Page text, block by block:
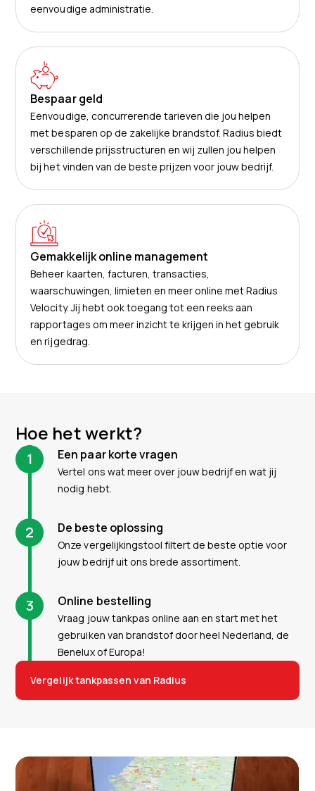
eenvoudige administratie.
Bespaar geld
Eenvoudige, concurrerende tarieven die jou helpen
met besparen op de zakelijke brandstof. Radius biedt
verschillende prijsstructuren en wij zullen jou helpen
bij het vinden van de beste prijzen voor jouw bedrijf.
Gemakkelijk online management
Beheer kaarten, facturen, transacties,
waarschuwingen, limieten en meer online met Radius
Velocity. Jij hebt ook toegang tot een reeks aan
rapportages om meer inzicht te krijgen in het gebruik
en rijgedrag.
Hoe het werkt?
1 Een paar korte vragen
Vertel ons wat meer over jouw bedrijf en wat jij
nodig hebt.
2 De beste oplossing
Onze vergelijkingstool filtert de beste optie voor
jouw bedrijf uit ons brede assortiment.
3 Online bestelling
Vraag jouw tankpas online aan en start met het
gebruiken van brandstof door heel Nederland, de
Benelux of Europa!
Vergelijk tankpassen van Radius